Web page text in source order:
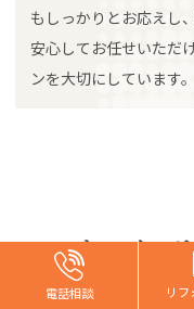
電話相談
もしっかりとお応えし
安心してお任せいただ
ンを大切にしています。
キッチン
電話相談
電話相談
電話相談 リ